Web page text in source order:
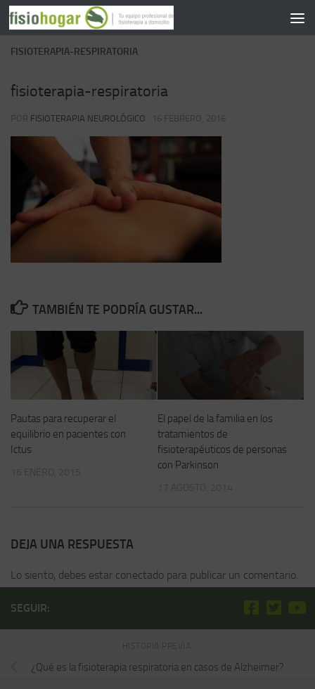
Saltar al contenido
FISIOTERAPIA-RESPIRATORIA
fisioterapia-respiratoria
POR FISIOTERAPIA NEUROLÓGICO · 16 FEBRERO, 2016
TAMBIÉN TE PODRÍA GUSTAR...
Pautas para recuperar el
equilibrio en pacientes con
Ictus
El papel de la familia en los
tratamientos de
fisioterapéuticos de personas
con Parkinson
DEJA UNA RESPUESTA
Lo siento, debes estar conectado para publicar un comentario.
SEGUIR:
¿Qué es la fisioterapia respiratoria en casos de Alzheimer?